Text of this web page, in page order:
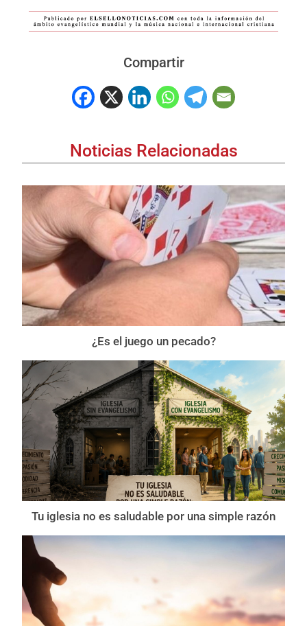
Compartir
Noticias Relacionadas
¿Es el juego un pecado?
Tu iglesia no es saludable por una simple razón